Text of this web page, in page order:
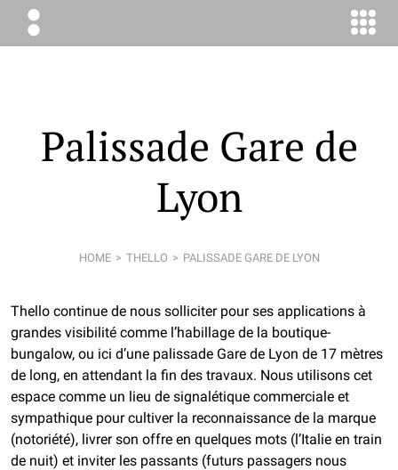
ÉLODIE
BOYER
Palissade Gare de
Lyon
HOME THELLO PALISSADE GARE DE LYON
Thello continue de nous solliciter pour ses applications à
grandes visibilité comme l’habillage de la boutique-
bungalow, ou ici d’une palissade Gare de Lyon de 17 mètres
de long, en attendant la fin des travaux. Nous utilisons cet
espace comme un lieu de signalétique commerciale et
sympathique pour cultiver la reconnaissance de la marque
(notoriété), livrer son offre en quelques mots (l’Italie en train
de nuit) et inviter les passants (futurs passagers nous